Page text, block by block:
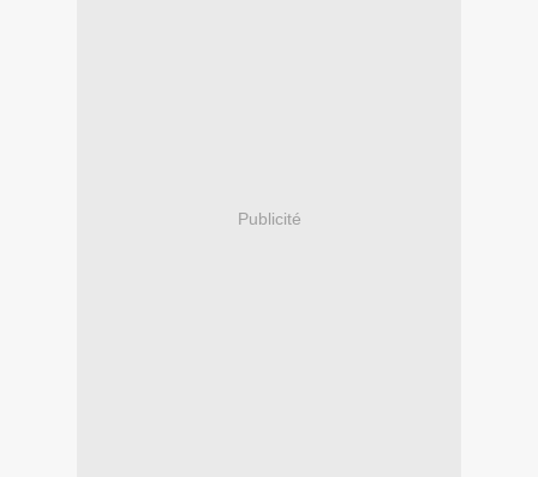
Publicité